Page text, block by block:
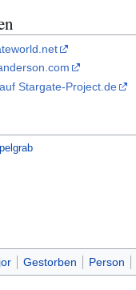
Stargate-Project.de
Gestorben Person